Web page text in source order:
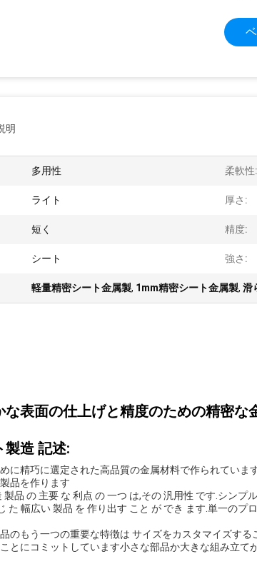
明
多用性 柔軟性:
ライト 厚さ:
短く 精度:
シート 強さ:
軽量精密シート金属製, 1mm精密シート金属製, 滑
な表面の仕上げと精度のための精密な
製造 記述:
に精巧に選定された高品質の金属材料で作られていま
品を作ります
製品 の 主要 な 利点 の 一つ は,その 汎用性 です.シンプ
た 幅広い 製品 を 作り出す こと が でき ます.単一の
のもう一つの重要な特徴は サイズをカスタマイズす
とにコミットしています小さな部品か大きな組み立て